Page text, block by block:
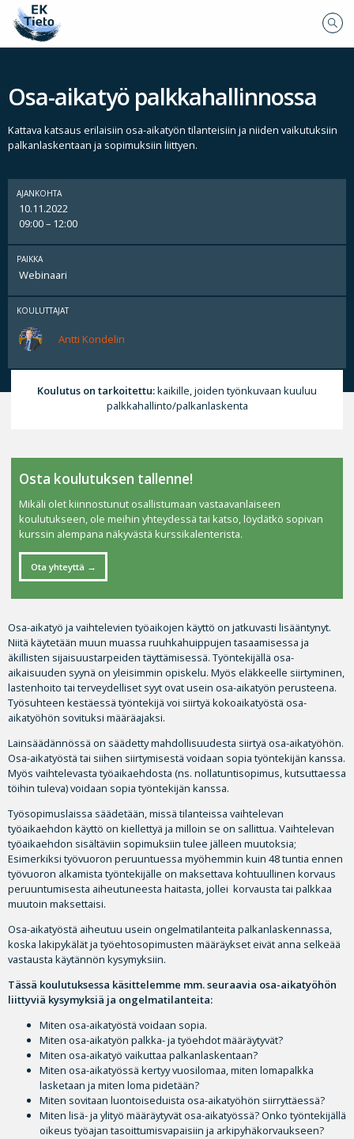
Osa-aikatyö palkkahallinnossa
Kattava katsaus erilaisiin osa-aikatyön tilanteisiin ja niiden vaikutuksiin
palkanlaskentaan ja sopimuksiin liittyen.
AJANKOHTA
10.11.2022
09:00 – 12:00
PAIKKA
Webinaari
KOULUTTAJAT
Antti Kondelin
Koulutus on tarkoitettu:kaikille, joiden työnkuvaan kuuluu
palkkahallinto/palkanlaskenta
Osa-aikatyö ja vaihtelevien työaikojen käyttö on jatkuvasti lisääntynyt.
Niitä käytetään muun muassa ruuhkahuippujen tasaamisessa ja
äkillisten sijaisuustarpeiden täyttämisessä. Työntekijällä osa-
aikaisuuden syynä on yleisimmin opiskelu. Myös eläkkeelle siirtyminen,
lastenhoito tai terveydelliset syyt ovat usein osa-aikatyön perusteena.
Työsuhteen kestäessä työntekijä voi siirtyä kokoaikatyöstä osa-
aikatyöhön sovituksi määräajaksi.
Lainsäädännössä on säädetty mahdollisuudesta siirtyä osa-aikatyöhön.
Osa-aikatyöstä tai siihen siirtymisestä voidaan sopia työntekijän kanssa.
Myös vaihtelevasta työaikaehdosta (ns. nollatuntisopimus, kutsuttaessa
töihin tuleva) voidaan sopia työntekijän kanssa.
Työsopimuslaissa säädetään, missä tilanteissa vaihtelevan
työaikaehdon käyttö on kiellettyä ja milloin se on sallittua. Vaihtelevan
työaikaehdon sisältäviin sopimuksiin tulee jälleen muutoksia;
Esimerkiksi työvuoron peruuntuessa myöhemmin kuin 48 tuntia ennen
työvuoron alkamista työntekijälle on maksettava kohtuullinen korvaus
peruuntumisesta aiheutuneesta haitasta, jollei korvausta tai palkkaa
muutoin maksettaisi.
Osa-aikatyöstä aiheutuu usein ongelmatilanteita palkanlaskennassa,
koska lakipykälät ja työehtosopimusten määräykset eivät anna selkeää
vastausta käytännön kysymyksiin.
Tässä koulutuksessa käsittelemme mm. seuraavia osa-aikatyöhön
liittyviä kysymyksiä ja ongelmatilanteita:
Miten osa-aikatyöstä voidaan sopia.
Miten osa-aikatyön palkka- ja työehdot määräytyvät?
Miten osa-aikatyö vaikuttaa palkanlaskentaan?
Miten osa-aikatyössä kertyy vuosilomaa, miten lomapalkka
lasketaan ja miten loma pidetään?
Miten sovitaan luontoiseduista osa-aikatyöhön siirryttäessä?
Miten lisä- ja ylityö määräytyvät osa-aikatyössä? Onko työntekijällä
oikeus työajan tasoittumisvapaisiin ja arkipyhäkorvaukseen?
Osta koulutuksen tallenne!
Mikäli olet kiinnostunut osallistumaan vastaavanlaiseen
koulutukseen, ole meihin yhteydessä tai katso, löydätkö sopivan
kurssin alempana näkyvästä kurssikalenterista.
Ota yhteyttä